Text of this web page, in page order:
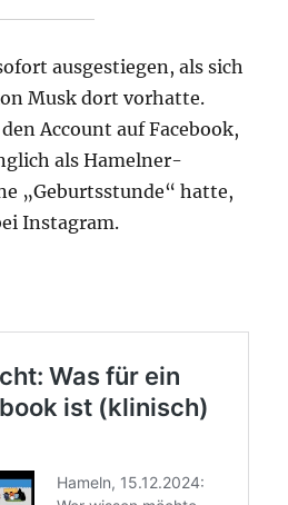
ausgestiegen, als sich
Musk dort vorhatte.
Account auf Facebook,
als Hamelner-
„Geburtsstunde“ hatte,
Instagram.